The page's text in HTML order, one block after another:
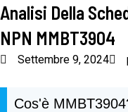
Analisi Della
NPN MMBT3904
Settembre 9, 2024
Cos'è